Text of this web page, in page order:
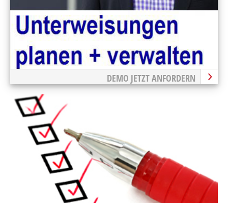
DEMO JETZT ANFORDERN